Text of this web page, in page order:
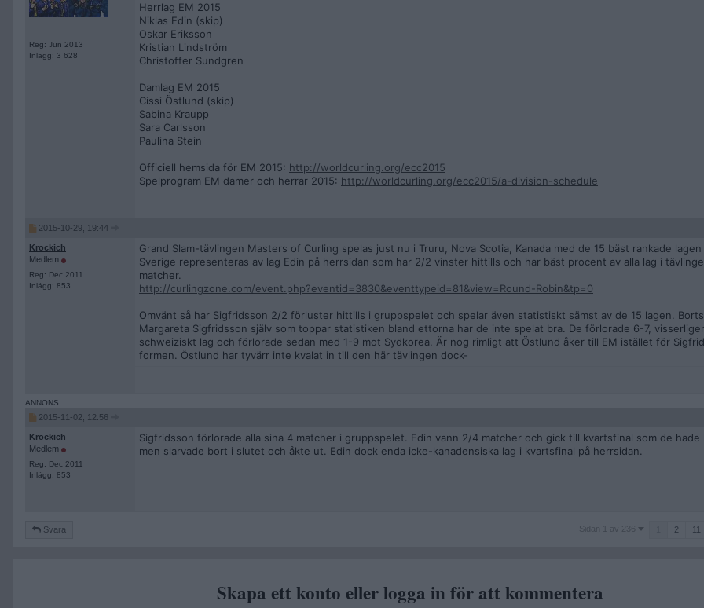
Reg: Jun 2013
Inlägg: 3 628
Herrlag EM 2015
Niklas Edin (skip)
Oskar Eriksson
Kristian Lindström
Christoffer Sundgren
Damlag EM 2015
Cissi Östlund (skip)
Sabina Kraupp
Sara Carlsson
Paulina Stein
Officiell hemsida för EM 2015: http://worldcurling.org/ecc2015
Spelprogram EM damer och herrar 2015: http://worldcurling.org/ecc2015/a-division-schedule
2015-10-29, 19:44
Krockich
Medlem
Reg: Dec 2011
Inlägg: 853
Grand Slam-tävlingen Masters of Curling spelas just nu i Truru, Nova Scotia, Kanada med de 15 bäst rankade
Sverige representeras av lag Edin på herrsidan som har 2/2 vinster hittills och har bäst procent av alla lag i
matcher.
http://curlingzone.com/event.php?eventid=3830&eventtypeid=81&view=Round-Robin&tp=0
Omvänt så har Sigfridsson 2/2 förluster hittills i gruppspelet och spelar även statistiskt sämst av de 15 lagen.
Margareta Sigfridsson själv som toppar statistiken bland ettorna har de inte spelat bra. De förlorade 6-7,
schweiziskt lag och förlorade sedan med 1-9 mot Sydkorea. Är nog rimligt att Östlund åker till EM istället för
formen. Östlund har tyvärr inte kvalat in till den här tävlingen dock-
2015-11-02, 12:56
Krockich
Medlem
Reg: Dec 2011
Inlägg: 853
Sigfridsson förlorade alla sina 4 matcher i gruppspelet. Edin vann 2/4 matcher och gick till kvartsfinal som de hade
men slarvade bort i slutet och åkte ut. Edin dock enda icke-kanadensiska lag i kvartsfinal på herrsidan.
Svara
Sidan
Sidan 1 av 236 2 11
Skapa ett konto eller logga in för att kommentera